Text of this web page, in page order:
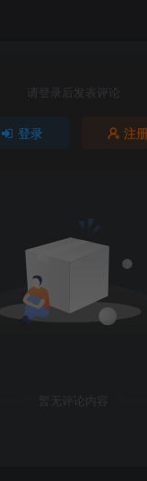
请登录后发表评论
登录 注
暂无评论内容